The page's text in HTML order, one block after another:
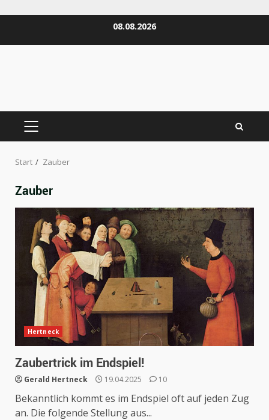
08.08.2026
PRIMÄRES
Start Zauber
Zauber
Hertneck
Zaubertrick im Endspiel!
Gerald Hertneck 19.04.2025 10
Bekanntlich kommt es im Endspiel oft auf jeden Zug
an. Die folgende Stellung aus...